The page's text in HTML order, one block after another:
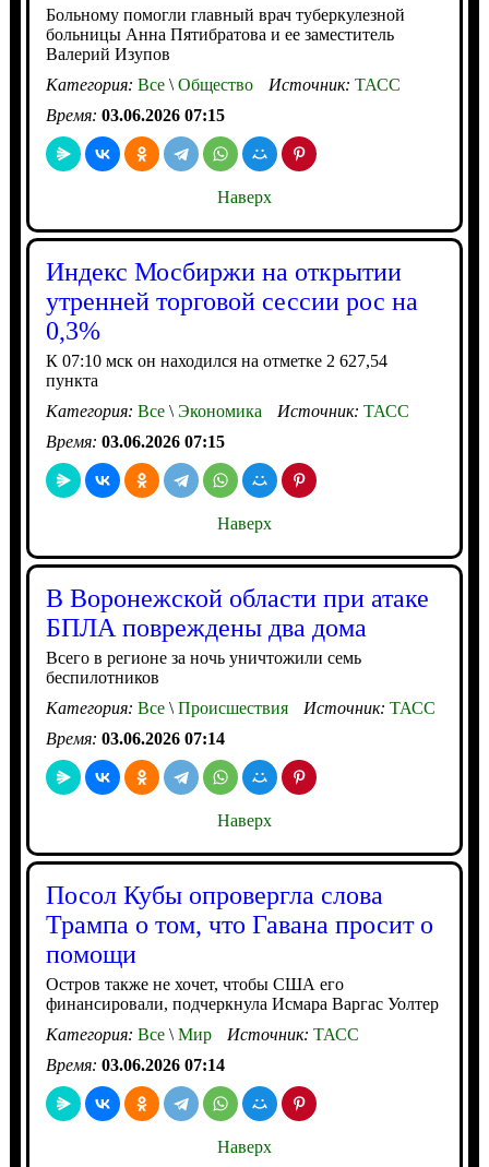
Больному помогли главный врач туберкулезной
больницы Анна Пятибратова и ее заместитель
Валерий Изупов
Категория: Все\Общество Источник: ТАСС
Время: 03.06.2026 07:15
Наверх
Индекс Мосбиржи на открытии
утренней торговой сессии рос на
0,3%
К 07:10 мск он находился на отметке 2 627,54
пункта
Категория: Все\Экономика Источник: ТАСС
Время: 03.06.2026 07:15
Наверх
В Воронежской области при атаке
БПЛА повреждены два дома
Всего в регионе за ночь уничтожили семь
беспилотников
Категория: Все\Происшествия Источник: ТАСС
Время: 03.06.2026 07:14
Наверх
Посол Кубы опровергла слова
Трампа о том, что Гавана просит о
помощи
Остров также не хочет, чтобы США его
финансировали, подчеркнула Исмара Варгас Уолтер
Категория: Все\Мир Источник: ТАСС
Время: 03.06.2026 07:14
Наверх